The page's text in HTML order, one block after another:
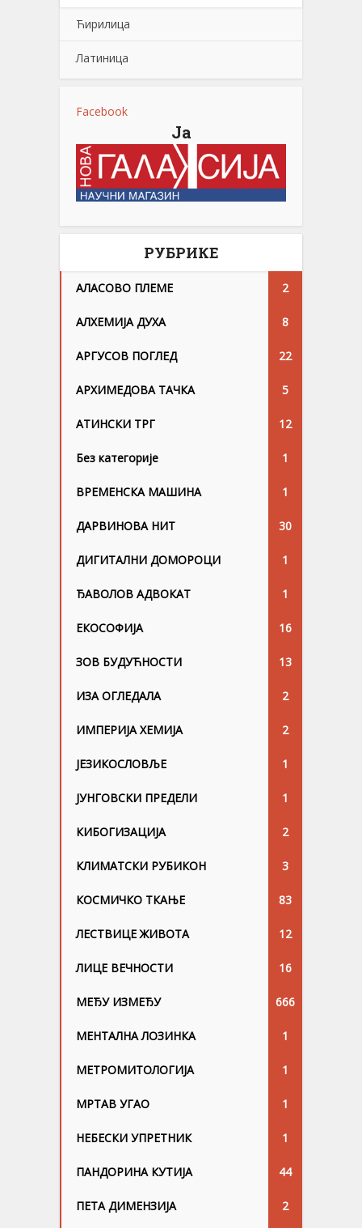
Ћирилица
Латиница
Facebook
Ја
РУБРИКЕ
АЛАСОВО ПЛЕМЕ 2
АЛХЕМИЈА ДУХА 8
АРГУСОВ ПОГЛЕД 22
АРХИМЕДОВА ТАЧКА 5
АТИНСКИ ТРГ 12
Без категорије 1
ВРЕМЕНСКА МАШИНА 1
ДАРВИНОВА НИТ 30
ДИГИТАЛНИ ДОМОРОЦИ 1
ЂАВОЛОВ АДВОКАТ 1
ЕКОСОФИЈА 16
ЗОВ БУДУЋНОСТИ 13
ИЗА ОГЛЕДАЛА 2
ИМПЕРИЈА ХЕМИЈА 2
ЈЕЗИКОСЛОВЉЕ 1
ЈУНГОВСKИ ПРЕДЕЛИ 1
КИБОГИЗАЦИЈА 2
КЛИМАТСКИ РУБИКОН 3
КОСМИЧКО ТКАЊЕ 83
ЛЕСТВИЦЕ ЖИВОТА 12
ЛИЦЕ ВЕЧНОСТИ 16
МЕЂУ ИЗМЕЂУ 666
МЕНТАЛНА ЛОЗИНКА 1
МЕТРОМИТОЛОГИЈА 1
МРТАВ УГАО 1
НЕБЕСКИ УПРЕТНИК 1
ПАНДОРИНА КУТИЈА 44
ПЕТА ДИМЕНЗИЈА 2